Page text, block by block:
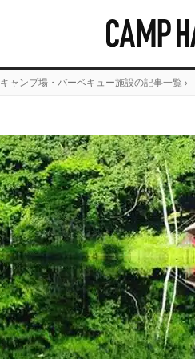
キャンプ場・バーベキュー施設の記事一覧 ›